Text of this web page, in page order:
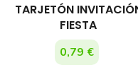
TARJETÓN
FIESTA
0,79 €